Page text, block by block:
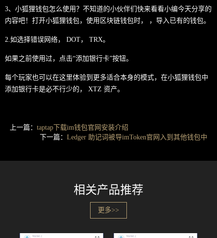
3、小狐狸钱包怎么使用？不知道的小伙伴们快来看看小编今天分享的
内容吧！打开小狐狸钱包，使用区块链钱包时， ，导入已有的钱包。
2.如选择错误网络， DOT， TRX。
如果之前使用过，点击“添加银行卡”按钮。
每个玩家也可以在这里体验到更多适合本身的模式，在小狐狸钱包中
添加银行卡是必不行少的， XTZ 资产。
上一篇： taptap下载im钱包官网安装介绍
下一篇： Ledger 助记词被导imToken官网入到其他钱包中
相关产品推荐
更多>>